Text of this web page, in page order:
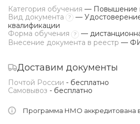
Категория обучения — Повышение
Вид документа
?
—
квалификации
Форма обучения
?
—
Внесение документа в реестр —
Доставим документы
Почтой России - бесплатно
Самовывоз - бесплатно
Программа НМО аккредитована